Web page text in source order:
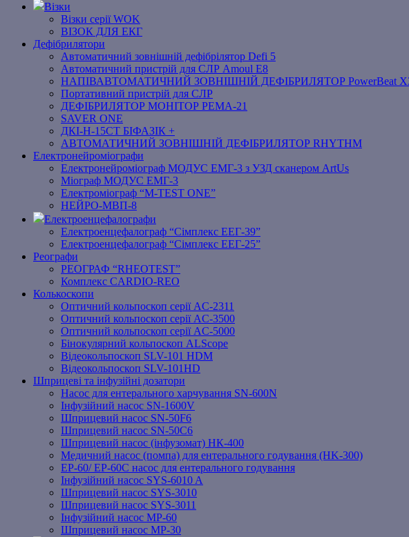
Візки
Візки серії WOK
ВІЗОК ДЛЯ ЕКГ
Дефібрилятори
Автоматичний зовнішній дефібрілятор Defi 5
Автоматичний пристрій для СЛР Amoul E8
НАПІВАВТОМАТИЧНИЙ ЗОВНІШНІЙ ДЕФІБРИЛЯТОР PowerBeat
Портативний пристрій для СЛР
ДЕФІБРИЛЯТОР МОНІТОР РЕМА-21
SAVER ONE
ДКІ-Н-15СТ БІФАЗІК +
АВТОМАТИЧНИЙ ЗОВНІШНІЙ ДЕФІБРИЛЯТОР RHYTHM
Електронейроміографи
Електронейроміограф МОДУС ЕМГ-3 з УЗД сканером ArtUs
Міограф МОДУС ЕМГ-3
Електроміограф “M-TEST ONE”
НЕЙРО-МВП-8
Електроенцефалографи
Електроенцефалограф “Сімплекс ЕЕГ-39”
Електроенцефалограф “Сімплекс ЕЕГ-25”
Реографи
РЕОГРАФ “RHEOTEST”
Комплекс CARDIO-REO
Колькоскопи
Оптичний кольпоскоп серії AC-2311
Оптичний кольпоскоп серії AC-3500
Оптичний кольпоскоп серії AC-5000
Бінокулярний кольпоскоп ALScope
Відеокольпоскоп SLV-101 HDM
Відеокольпоскоп SLV-101HD
Шприцеві та інфузійні дозатори
Насос для ентерального харчування SN-600N
Інфузійний насос SN-1600V
Шприцевий насос SN-50F6
Шприцевий насос SN-50C6
Шприцевий насос (інфузомат) НК-400
Медичний насос (помпа) для ентерального годування (HK-300)
EP-60/ EP-60C насос для ентерального годування
Інфузійний насос SYS-6010 A
Шприцевий насос SYS-3010
Шприцевий насос SYS-3011
Інфузійний насос MP-60
Шприцевий насос MP-30